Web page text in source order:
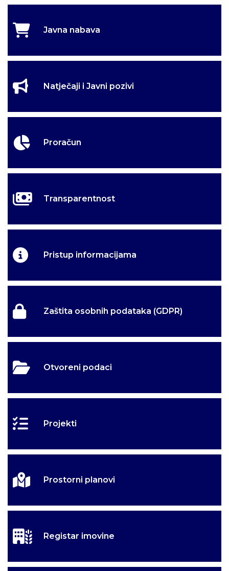
Javna nabava
Natječaji i Javni pozivi
Proračun
Transparentnost
Pristup informacijama
Zaštita osobnih podataka (GDPR)
Otvoreni podaci
Projekti
Prostorni planovi
Registar imovine